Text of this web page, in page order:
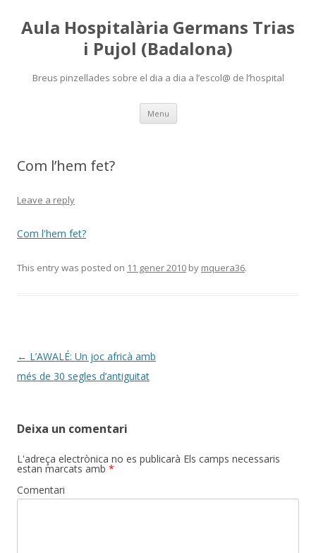
Aula Hospitalària Germans Trias
i Pujol (Badalona)
Breus pinzellades sobre el dia a dia a l’escol@ de l’hospital
Menu Skip
content
Com l’hem fet?
Leave a reply
Com l'hem fet?
This entry was posted on 11 gener 2010 by mquera36.
Post
navigation
← L’AWALÉ: Un joc africà amb
més de 30 segles d’antiguitat
Deixa un comentari
L'adreça electrònica no es publicarà Els camps necessaris
estan marcats amb *
Comentari